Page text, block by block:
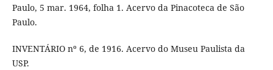
Paulo, 5 mar. 1964, folha 1. Acervo da Pinacoteca de São
Paulo.
INVENTÁRIO nº 6, de 1916. Acervo do Museu Paulista da
USP.